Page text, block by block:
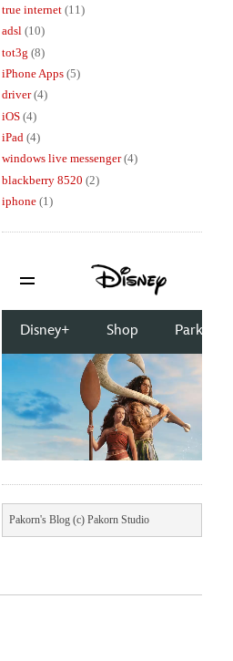
true internet (11)
adsl (10)
tot3g (8)
iPhone Apps (5)
driver (4)
iOS (4)
iPad (4)
windows live messenger (4)
blackberry 8520 (2)
iphone (1)
Pakorn's Blog (c) Pakorn Studio